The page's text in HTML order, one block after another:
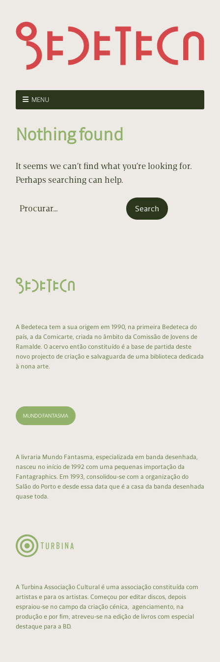
MENU
Nothing found
It seems we can’t find what you’re looking for.
Perhaps searching can help.
A Bedeteca tem a sua origem em 1990, na primeira Bedeteca do
país, a da Comicarte, criada no âmbito da Comissão de Jovens de
Ramalde. O acervo então constituído é a base de partida deste
novo projecto de criação e salvaguarda de uma biblioteca dedicada
à nona arte.
A livraria Mundo Fantasma, especializada em banda desenhada,
nasceu no início de 1992 com uma pequenas importação da
Fantagraphics. Em 1993, consolidou-se com a organização do
Salão do Porto e desde essa data que é a casa da banda desenhada
quase toda.
A Turbina Associação Cultural é uma associação constituída com
artistas e para os artistas. Começou por editar discos, depois
espraiou-se no campo da criação cénica, agenciamento, na
produção e por fim, atreveu-se na edição de livros com especial
destaque para a BD.